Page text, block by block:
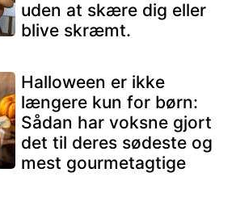
uden at skære dig eller
blive skræmt.
Halloween er ikke
længere kun for børn:
Sådan har voksne gjort
det til deres sødeste og
mest gourmetagtige